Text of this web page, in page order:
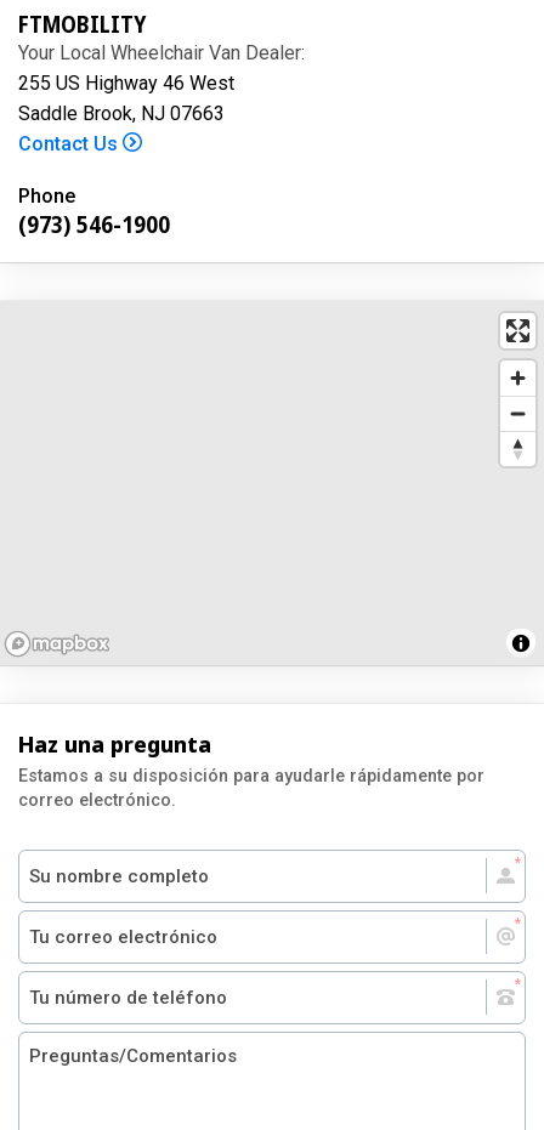
FTMOBILITY
Your Local Wheelchair Van Dealer:
255 US Highway 46 West
Saddle Brook, NJ 07663
Contact Us
Phone
(973) 546-1900
Haz una pregunta
Estamos a su disposición para ayudarle rápidamente por
correo electrónico.